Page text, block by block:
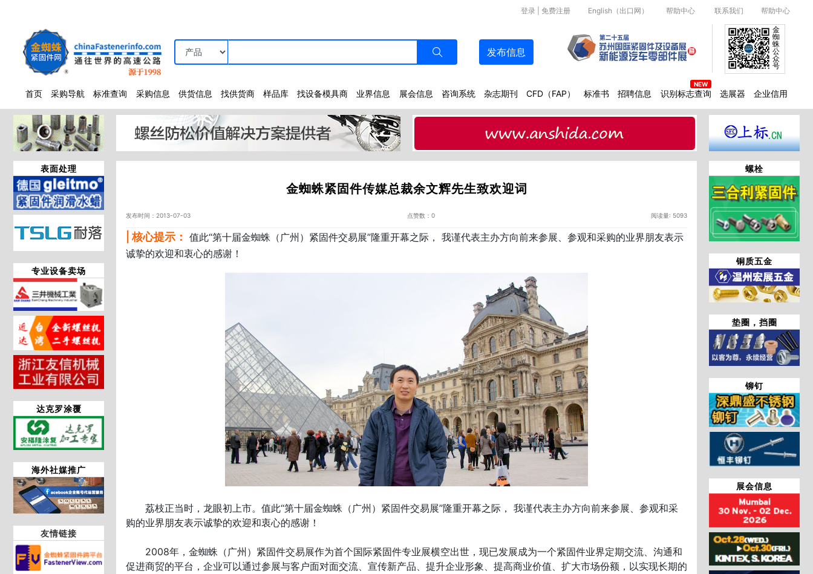
English（出口网） 帮助中心 联系我们 帮助中心
登录 免费注册
发布信息
首页 采购导航 标准查询 采购信息 供货信息 找供货商 样品库 找设备模具商 业界信息 展会信息 咨询系统 杂志期刊 CFD（FAP） 标准书 招聘信息 识别标志查询 选展器 企业信用
金
蜘
蛛
公
众
号
表面处理
专业设备卖场
达克罗涂覆
海外社媒推广
友情链接
螺栓
铜质五金
垫圈，挡圈
铆钉
展会信息
金蜘蛛紧固件传媒总裁余文辉先生致欢迎词
发布时间：2013-07-03 点赞数：0 阅读量: 5093
| 核心提示： 值此“第十届金蜘蛛（广州）紧固件交易展”隆重开幕之际， 我谨代表主办方向前来参展、参观和采购的业界朋友表示
诚挚的欢迎和衷心的感谢！
荔枝正当时，龙眼初上市。值此“第十届金蜘蛛（广州）紧固件交易展”隆重开幕之际， 我谨代表主办方向前来参展、参观和采
购的业界朋友表示诚挚的欢迎和衷心的感谢！
2008年，金蜘蛛（广州）紧固件交易展作为首个国际紧固件专业展横空出世，现已发展成为一个紧固件业界定期交流、沟通和
促进商贸的平台，企业可以通过参展与客户面对面交流、宣传新产品、提升企业形象、提高商业价值、扩大市场份额，以实现长期的